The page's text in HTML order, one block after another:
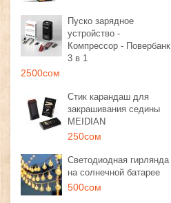
Пуско зарядное
устройство -
Компрессор - Повербанк
3 в 1
2500сом
Стик карандаш для
закрашивания седины
MEIDIAN
250сом
Светодиодная гирлянда
на солнечной батарее
500сом